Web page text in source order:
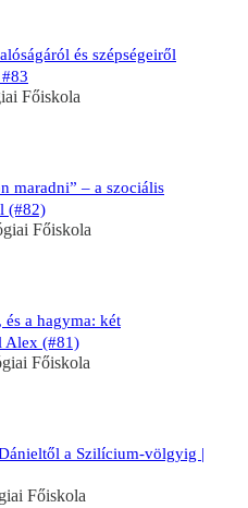
és szépségeiről
Főiskola
maradni” – a szociális
(#82)
Főiskola
a hagyma: két
Alex (#81)
Főiskola
a Szilícium-völgyig |
Főiskola